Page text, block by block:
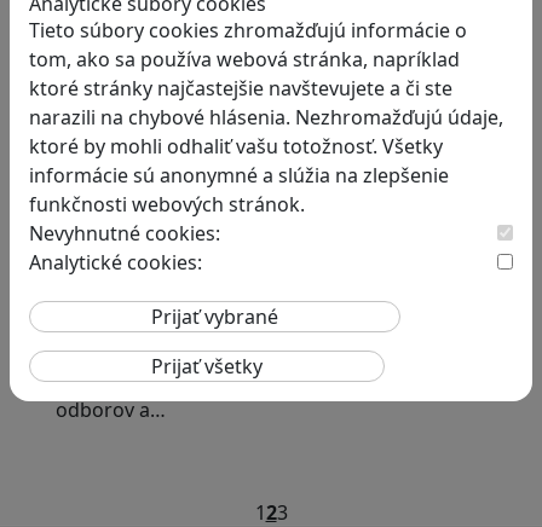
Tieto súbory cookies zhromažďujú informácie o
tom, ako sa používa webová stránka, napríklad
ktoré stránky najčastejšie navštevujete a či ste
narazili na chybové hlásenia. Nezhromažďujú údaje,
ktoré by mohli odhaliť vašu totožnosť. Všetky
informácie sú anonymné a slúžia na zlepšenie
funkčnosti webových stránok.
Nevyhnutné cookies:
Analytické cookies:
ktorej sa naučíte rozoznávať huby
Smushi Come Home je roztomilá a relaxačná…
RECENZIE
Otestujete a rozšírte svoje znalosti
o svete s hrou Erudite
Kvíz zahŕňa otázky z mnohých vedných
odborov a…
123